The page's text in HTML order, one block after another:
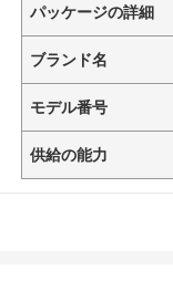
パッケージの詳細
ブランド名
モデル番号
供給の能力